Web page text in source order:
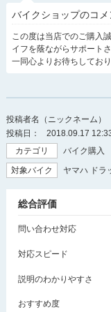
バイクショップのコメ
この度は当店でのご購入
イフを蔭ながらサポート
一同心よりお待ちしてお
投稿者名（ニックネーム）
投稿日：
2018.09.17
カテゴリ
バイク購入
対象バイク
ヤマハ ドラ
総合評価
問い合わせ対応
対応スピード
説明のわかりやすさ
おすすめ度